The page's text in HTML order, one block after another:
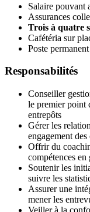
Salaire pouvant
Assurances
Trois à quatre
Cafétéria sur
Poste
Responsabilités
Conseiller
le premier point
entrepôts
Gérer les
engagement
Offrir du
compétences en
Soutenir les
suivre les
Assurer une
mener les
Veiller à la